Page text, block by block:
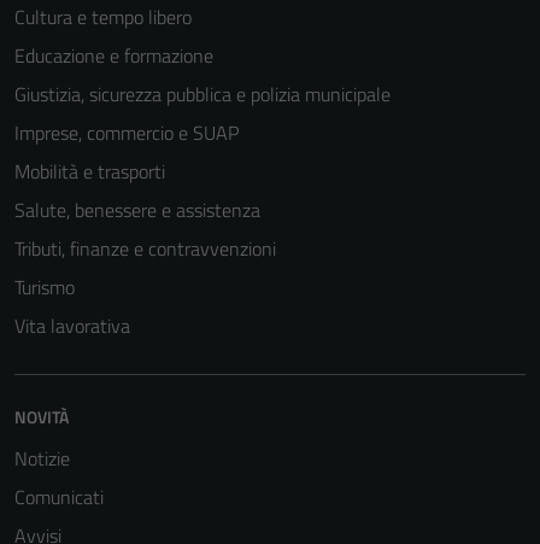
Cultura e tempo libero
Educazione e formazione
Giustizia, sicurezza pubblica e polizia municipale
Imprese, commercio e SUAP
Mobilità e trasporti
Salute, benessere e assistenza
Tributi, finanze e contravvenzioni
Turismo
Vita lavorativa
NOVITÀ
Notizie
Comunicati
Avvisi